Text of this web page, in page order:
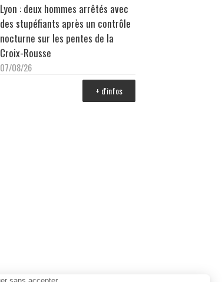
Lyon : deux hommes arrêtés avec
des stupéfiants après un contrôle
nocturne sur les pentes de la
Croix-Rousse
07/08/26
+ d'infos